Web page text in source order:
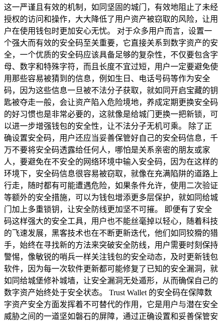
这一严谨且有效的机制，如同坚固的城门，有效地阻止了未经
授权的访问和操作，大大降低了用户资产被窃取的风险，让用
户在使用钱包时更加安心无忧。 对于众多用户而言，设置一
个强大而有效的安全码至关重要，它直接关系到数字资产的安
全，一个优质的安全码应该具备足够的复杂性，不仅要包含字
母、数字和特殊字符，而且长度不宜过短，用户一定要避免使
用那些容易被猜到的信息，例如生日、电话号码等作为安全
码，因为这些信息一旦被不法分子获取，就如同开启宝藏的钥
匙被夺走一般，会让资产陷入危险境地，养成定期更换安全码
的好习惯也是非常必要的，这就像是给城门更换一把新锁，可
以进一步增强钱包的安全性，让不法分子无机可乘。 除了正
确设置安全码，用户还应当妥善保管好自己的安全码信息，千
万不要将安全码透露给任何人，哪怕是关系亲密的朋友或家
人，要避免在不安全的网络环境中输入安全码，因为在这样的
环境下，安全码信息很容易被窃取，就像在充满陷阱的道路上
行走，随时都有可能遭遇危险，如果条件允许，使用二次验证
等额外的安全措施，可以为钱包增添更多层保护，就如同给城
门加上多重锁钥，让安全防线更加坚不可摧。 即便有了安全
码这样强大的安全工具，用户也不能丝毫掉以轻心，随着科技
的飞速发展，黑客技术也在不断更新迭代，他们如同狡猾的猎
手，始终在寻找新的方法来突破安全防线，用户需要时刻保持
警惕，像敏锐的哨兵一样关注钱包的安全动态，及时更新钱包
软件，因为每一次软件更新都可能修复了已知的安全漏洞，就
如同给城堡修补城墙，让安全漏洞无处遁形，从而确保自己的
数字资产始终处于安全状态。 Trust Wallet 的安全码在保障数
字资产安全方面发挥着不可替代的作用，它是用户与潜在安全
威胁之间的一道坚如磐石的屏障，通过正确设置和妥善保管安